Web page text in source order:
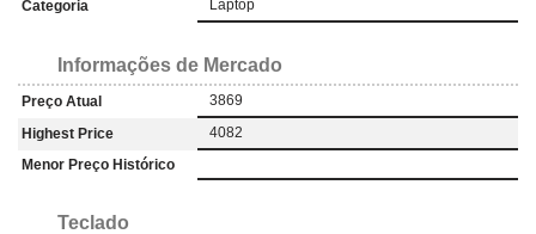
Categoria
Laptop
Informações de Mercado
Preço Atual
3869
Highest Price
4082
Menor Preço Histórico
Teclado